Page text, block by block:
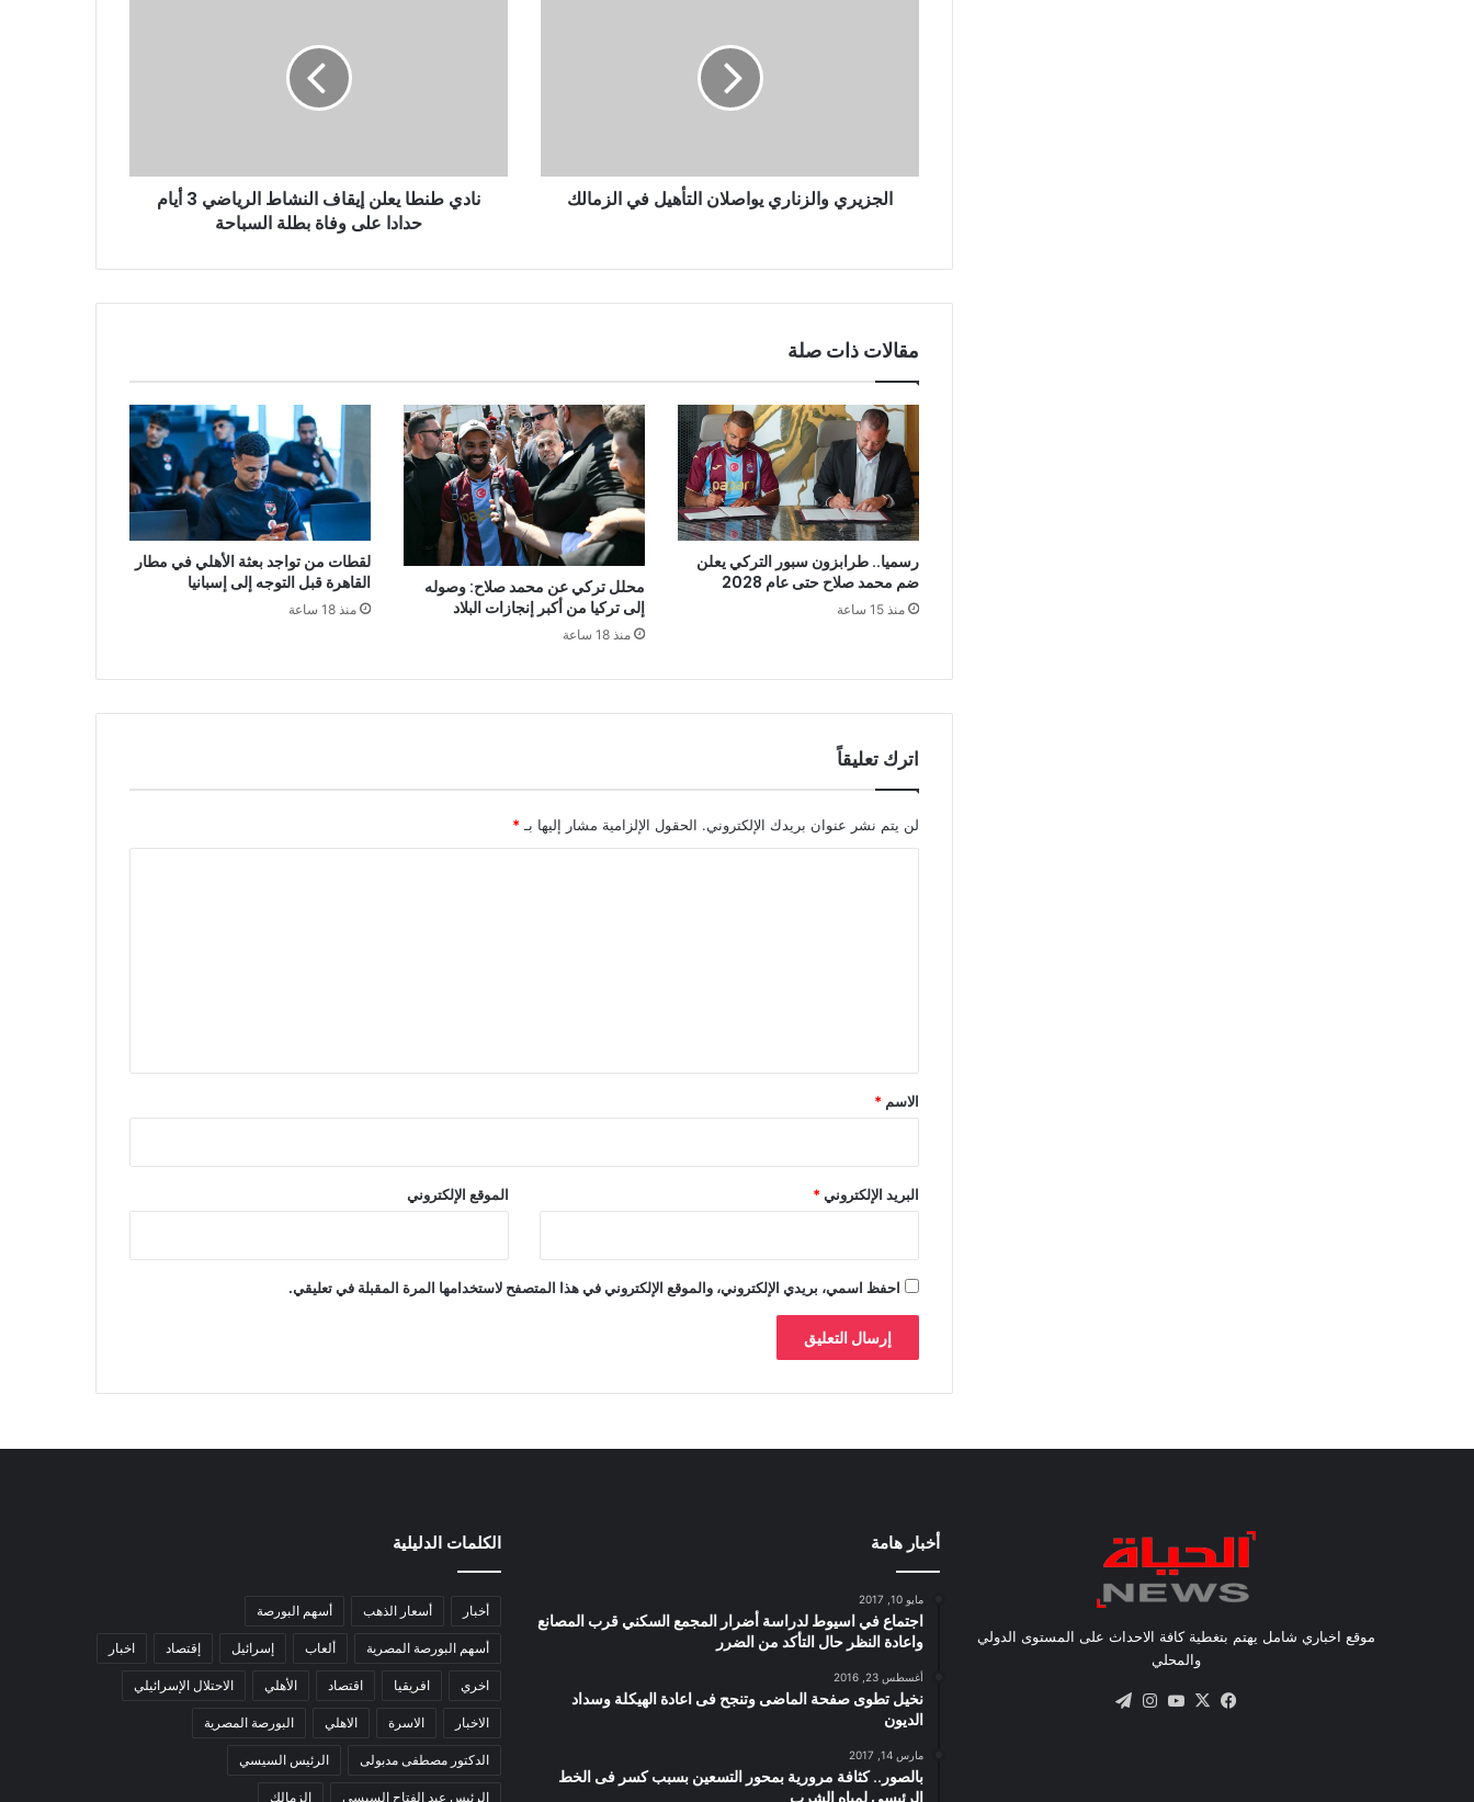
الجزيري والزناري يواصلان التأهيل في الزمالك
نادي طنطا يعلن إيقاف النشاط الرياضي 3 أيام
حدادا على وفاة بطلة السباحة
مقالات ذات صلة
رسميا.. طرابزون سبور التركي يعلن
ضم محمد صلاح حتى عام 2028
منذ 15 ساعة
محلل تركي عن محمد صلاح: وصوله
إلى تركيا من أكبر إنجازات البلاد
منذ 18 ساعة
لقطات من تواجد بعثة الأهلي في مطار
القاهرة قبل التوجه إلى إسبانيا
منذ 18 ساعة
اترك تعليقاً
لن يتم نشر عنوان بريدك الإلكتروني. الحقول الإلزامية مشار إليها بـ *
*
الاسم *
البريد الإلكتروني* الموقع الإلكتروني
احفظ اسمي، بريدي الإلكتروني، والموقع الإلكتروني في هذا المتصفح لاستخدامها المرة المقبلة في تعليقي.
موقع اخباري شامل يهتم بتغطية كافة الاحداث على المستوى الدولي
والمحلي
فيسبوك
X يوتيوبانستقرام
أخبار هامة
مايو 10, 2017
اجتماع في اسيوط لدراسة أضرار المجمع السكني قرب المصانع
واعادة النظر حال التأكد من الضرر
أغسطس 23, 2016
نخيل تطوى صفحة الماضى وتنجح فى اعادة الهيكلة وسداد
الديون
مارس 14, 2017
بالصور.. كثافة مرورية بمحور التسعين بسبب كسر فى الخط
الرئيسى لمياه الشرب
الكلمات الدليلية
أخبار أسعار الذهب أسهم البورصة
أسهم البورصة المصرية ألعاب إسرائيل إقتصاد اخبار
اخري افريقيا اقتصاد الأهلي الاحتلال الإسرائيلي
الاخبار الاسرة الاهلي البورصة المصرية
الدكتور مصطفى مدبولى الرئيس السيسي
الرئيس عبد الفتاح السيسي الزمالك